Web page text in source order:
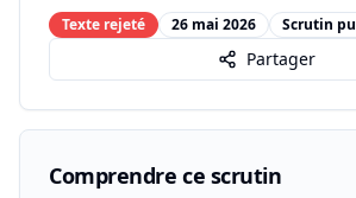
Texte rejeté 26 mai 2026 Scrutin
Partager
Comprendre ce scrutin